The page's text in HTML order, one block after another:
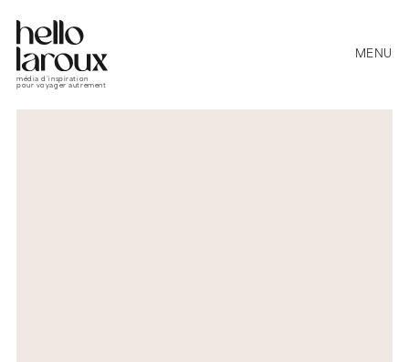
média d’inspiration
pour voyager autrement
MENU